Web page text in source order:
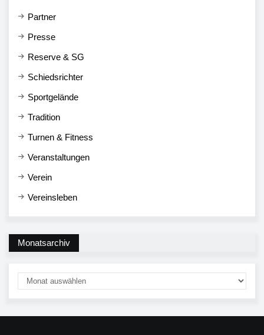
Partner
Presse
Reserve & SG
Schiedsrichter
Sportgelände
Tradition
Turnen & Fitness
Veranstaltungen
Verein
Vereinsleben
Monatsarchiv